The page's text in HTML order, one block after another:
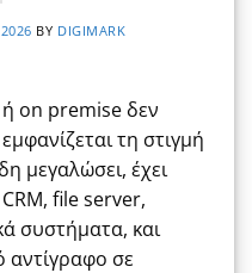
BY DIGIMARK
on premise δεν
τη στιγμή
μεγαλώσει, έχει
file server,
συστήματα, και
αντίγραφο σε